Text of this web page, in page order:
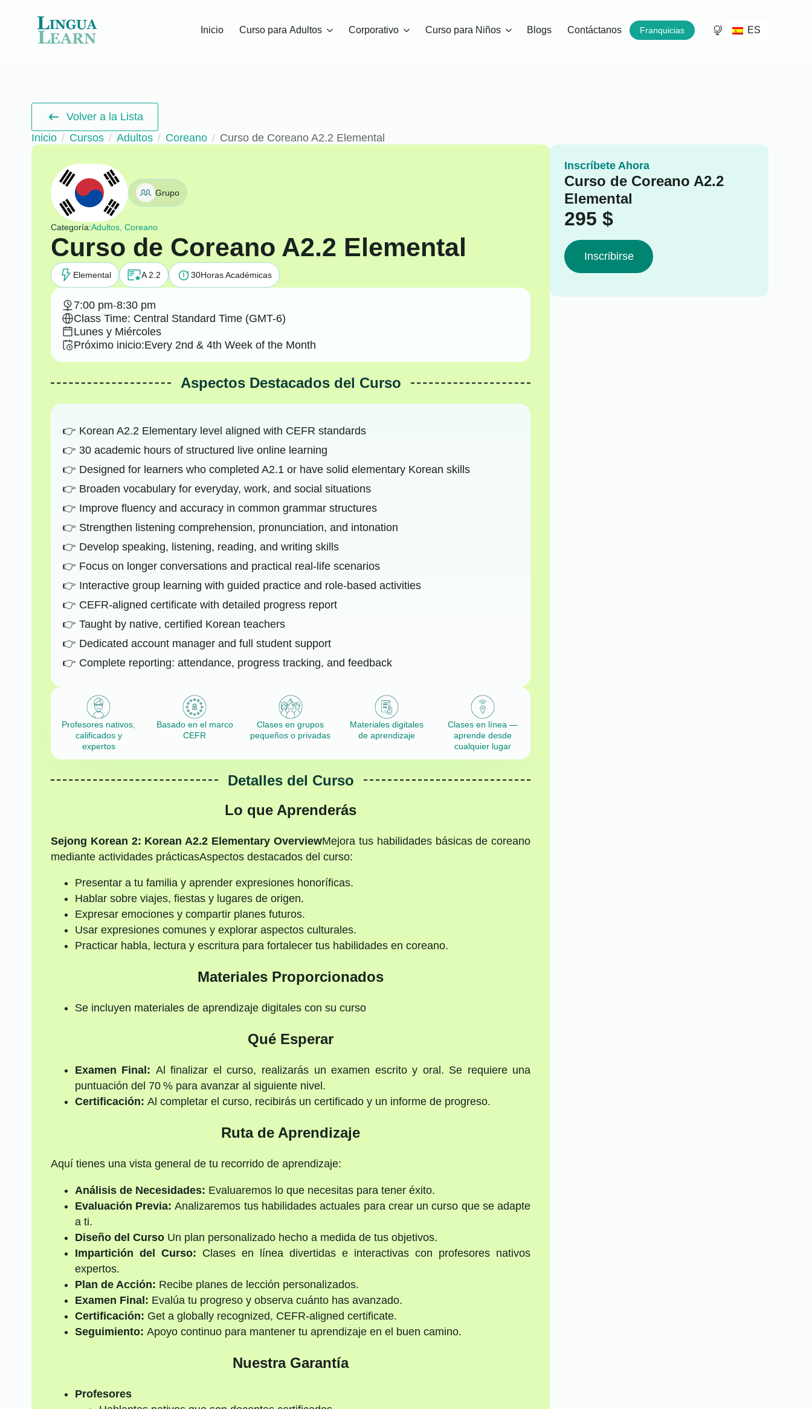
Inicio Curso para Adultos Corporativo Curso para Niños Blogs Contáctanos Franquicias ES
Volver a la Lista
Inicio
Cursos Adultos Coreano Curso de Coreano A2.2 Elemental
Grupo
Categoría:Adultos, Coreano
Curso de Coreano A2.2 Elemental
Elemental A 2.2 30Horas Académicas
7:00 pm-8:30 pm
Class Time: Central Standard Time (GMT-6)
Lunes y Miércoles
Próximo inicio:Every 2nd & 4th Week of the Month
Aspectos Destacados del Curso
Korean A2.2 Elementary level aligned with CEFR standards
30 academic hours of structured live online learning
Designed for learners who completed A2.1 or have solid elementary Korean skills
Broaden vocabulary for everyday, work, and social situations
Improve fluency and accuracy in common grammar structures
Strengthen listening comprehension, pronunciation, and intonation
Develop speaking, listening, reading, and writing skills
Focus on longer conversations and practical real-life scenarios
Interactive group learning with guided practice and role-based activities
CEFR-aligned certificate with detailed progress report
Taught by native, certified Korean teachers
Dedicated account manager and full student support
Complete reporting: attendance, progress tracking, and feedback
Profesores nativos,
calificados y
expertos
Basado en el marco
CEFR
Clases en grupos
pequeños o privadas
Materiales digitales
de aprendizaje
Clases en línea —
aprende desde
cualquier lugar
Detalles del Curso
Lo que Aprenderás
Sejong Korean 2: Korean A2.2 Elementary OverviewMejora tus habilidades básicas de coreano
mediante actividades prácticasAspectos destacados del curso:
Presentar a tu familia y aprender expresiones honoríficas.
Hablar sobre viajes, fiestas y lugares de origen.
Expresar emociones y compartir planes futuros.
Usar expresiones comunes y explorar aspectos culturales.
Practicar habla, lectura y escritura para fortalecer tus habilidades en coreano.
Materiales Proporcionados
Se incluyen materiales de aprendizaje digitales con su curso
Qué Esperar
Examen Final: Al finalizar el curso, realizarás un examen escrito y oral. Se requiere una
puntuación del 70 % para avanzar al siguiente nivel.
Certificación: Al completar el curso, recibirás un certificado y un informe de progreso.
Ruta de Aprendizaje
Aquí tienes una vista general de tu recorrido de aprendizaje:
Análisis de Necesidades: Evaluaremos lo que necesitas para tener éxito.
Evaluación Previa: Analizaremos tus habilidades actuales para crear un curso que se adapte
a ti.
Diseño del CursoUn plan personalizado hecho a medida de tus objetivos.
Impartición del Curso: Clases en línea divertidas e interactivas con profesores nativos
expertos.
Plan de Acción: Recibe planes de lección personalizados.
Examen Final: Evalúa tu progreso y observa cuánto has avanzado.
Certificación: Get a globally recognized, CEFR-aligned certificate.
Seguimiento: Apoyo continuo para mantener tu aprendizaje en el buen camino.
Nuestra Garantía
Profesores
Inscríbete Ahora
Curso de Coreano A2.2
Elemental
295 $
Inscribirse